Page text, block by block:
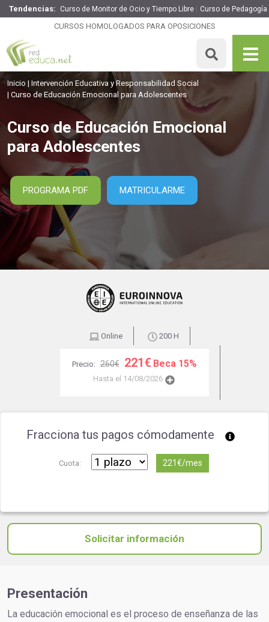
Tendencias: Curso de Monitor de Ocio y Tiempo Libre Curso de
CURSOS HOMOLOGADOS PARA OPOSICIONES
Curso de Educación Emocional para Adolescentes
Inicio
Intervención Educativa y Responsabilidad Social
Curso de Educación Emocional para Adolescentes
Curso de Educación Emocional
para Adolescentes
PROGRAMA PDF MATRICULARME
Online 200 H
Precio: 260€ 221€ Beca 15%
Hasta el 14/08/2026
Fracciona tus pagos cómodamente
Cuota: 221€/mes
Solicitar información
Presentación
La educación emocional es el proceso de enseñanza de las